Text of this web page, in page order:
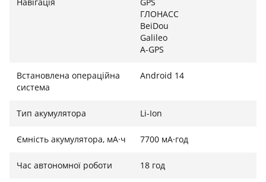
ГЛОНАСС
BeiDou
Galileo
A-GPS
Встановлена ​​операційна
система
Android 14
Тип акумулятора Li-Ion
Ємність акумулятора, мА·ч 7700 мА·год
Час автономної роботи 18 год